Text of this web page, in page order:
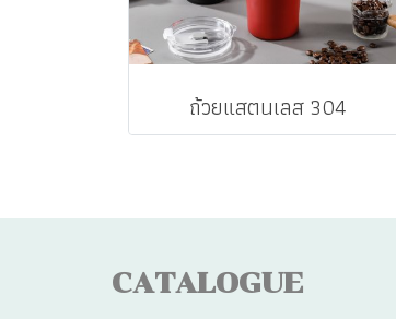
ถ้วยแสตนเลส 304
CATALOGUE